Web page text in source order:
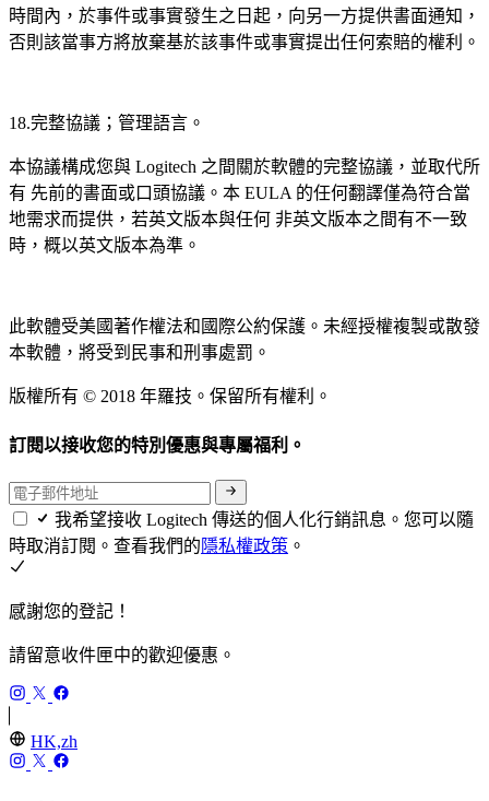
時間內，於事件或事實發生之日起，向另一方提供書面通知，
否則該當事方將放棄基於該事件或事實提出任何索賠的權利。
18.完整協議；管理語言。
本協議構成您與 Logitech 之間關於軟體的完整協議，並取代所
有 先前的書面或口頭協議。本 EULA 的任何翻譯僅為符合當
地需求而提供，若英文版本與任何 非英文版本之間有不一致
時，概以英文版本為準。
此軟體受美國著作權法和國際公約保護。未經授權複製或散發
本軟體，將受到民事和刑事處罰。
版權所有 © 2018 年羅技。保留所有權利。
訂閱以接收您的特別優惠與專屬福利。
我希望接收 Logitech 傳送的個人化行銷訊息。您可以隨
時取消訂閱。查看我們的隱私權政策 。
感謝您的登記！
請留意收件匣中的歡迎優惠。
HK,zh